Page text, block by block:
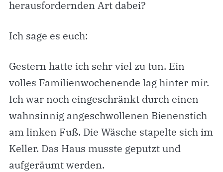
herausfordernden Art dabei?
Ich sage es euch:
Gestern hatte ich sehr viel zu tun. Ein
volles Familienwochenende lag hinter mir.
Ich war noch eingeschränkt durch einen
wahnsinnig angeschwollenen Bienenstich
am linken Fuß. Die Wäsche stapelte sich im
Keller. Das Haus musste geputzt und
aufgeräumt werden.